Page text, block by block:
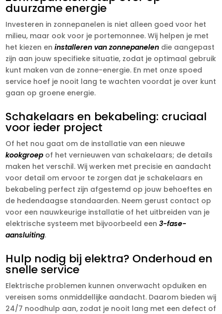
duurzame energie
Investeren in zonnepanelen is niet alleen goed voor het
milieu, maar ook voor je portemonnee. Wij helpen je met
het kiezen eninstalleren van zonnepanelen die aangepast
zijn aan jouw specifieke situatie, zodat je optimaal gebruik
kunt maken van de zonne-energie. En met onze spoed
service hoef je nooit lang te wachten voordat je over kunt
gaan op groene energie.
Schakelaars en bekabeling: cruciaal
voor ieder project
Of het nou gaat om de installatie van een nieuwe
kookgroep of het vernieuwen van schakelaars; de details
maken het verschil. Wij werken met precisie en aandacht
voor detail om ervoor te zorgen dat je schakelaars en
bekabeling perfect zijn afgestemd op jouw behoeftes en
de hedendaagse standaarden. Neem gerust contact op
voor een nauwkeurige installatie of het uitbreiden van je
elektrische systeem met bijvoorbeeld een3-fase-
aansluiting.
Hulp nodig bij elektra? Onderhoud en
snelle service
Elektrische problemen kunnen onverwacht opduiken en
vereisen soms onmiddellijke aandacht. Daarom bieden wij
24/7 noodhulp aan, zodat je nooit lang met een defect of